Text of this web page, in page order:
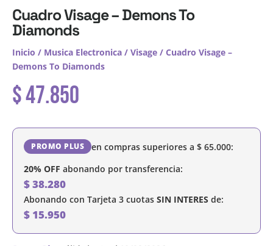
Cuadro Visage – Demons To
Diamonds
Inicio / Musica Electronica / Visage / Cuadro Visage –
Demons To Diamonds
$47.850
PROMO PLUS en compras superiores a $ 65.000:
20% OFF abonando por transferencia:
$38.280
Abonando con Tarjeta 3 cuotas SIN INTERES de:
$ 15.950